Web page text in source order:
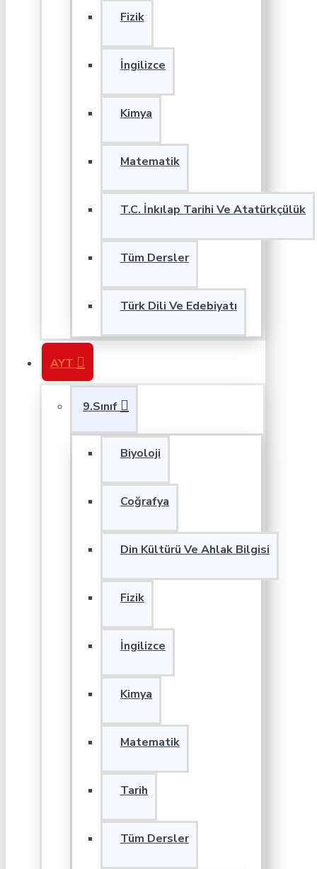
Fizik
İngilizce
Kimya
Matematik
T.C. İnkılap Tarihi Ve Atatürkçülük
Tüm Dersler
Türk Dili Ve Edebiyatı
AYT
9.Sınıf
Biyoloji
Coğrafya
Din Kültürü Ve Ahlak Bilgisi
Fizik
İngilizce
Kimya
Matematik
Tarih
Tüm Dersler